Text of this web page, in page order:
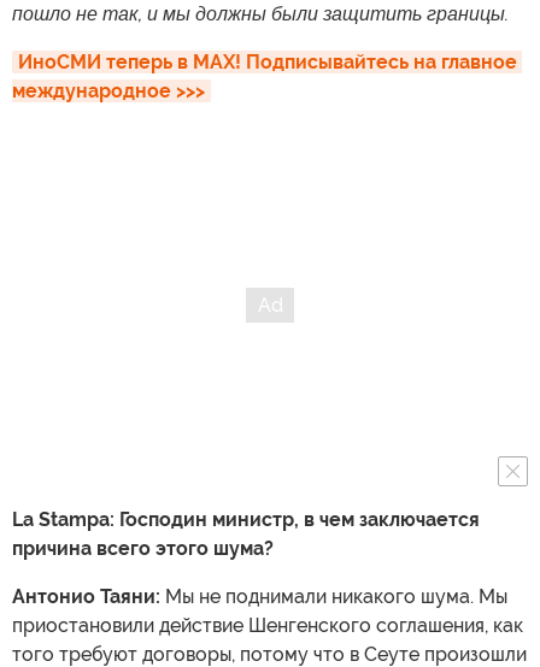
пошло не так, и мы должны были защитить границы.
ИноСМИ теперь в MAX! Подписывайтесь на главное
международное >>>
La Stampa: Господин министр, в чем заключается
причина всего этого шума?
Антонио Таяни: Мы не поднимали никакого шума. Мы
приостановили действие Шенгенского соглашения, как
того требуют договоры, потому что в Сеуте произошли